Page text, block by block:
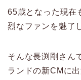
65歳となった現在
烈なファンを魅了
そんな長渕剛さん
ランドの新CMに出